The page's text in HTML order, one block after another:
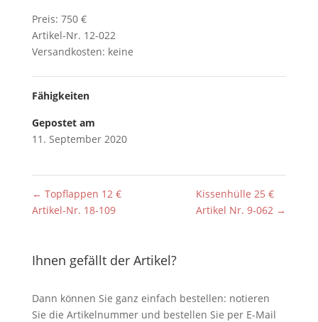
Preis: 750 €
Artikel-Nr. 12-022
Versandkosten: keine
Fähigkeiten
Gepostet am
11. September 2020
← Topflappen 12 €
Artikel-Nr. 18-109
Kissenhülle 25 €
Artikel Nr. 9-062 →
Ihnen gefällt der Artikel?
Dann können Sie ganz einfach bestellen: notieren
Sie die Artikelnummer und bestellen Sie per E-Mail